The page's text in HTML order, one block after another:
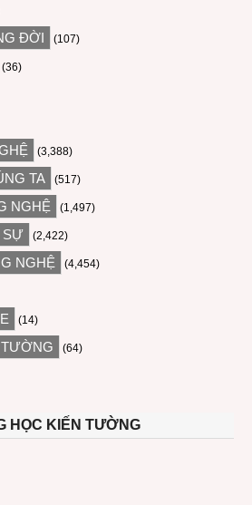
ĐỜI (107)
(36)
(3,388)
TA (517)
NGHỆ (1,497)
SỰ (2,422)
NGHỆ (4,454)
(14)
(64)
HỌC KIẾN TƯỜNG